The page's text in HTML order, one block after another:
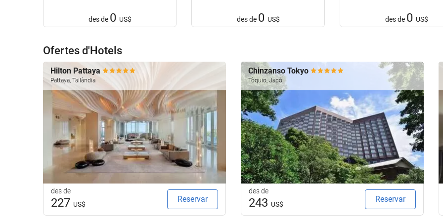
des de 0 US$ des de 0 US$ des de 0 US$
Ofertes d'Hotels
Hilton Pattaya
Pattaya, Tailàndia
des de
227 US$
Reservar
Chinzanso Tokyo
Tòquio, Japó
des de
243 US$
Reservar